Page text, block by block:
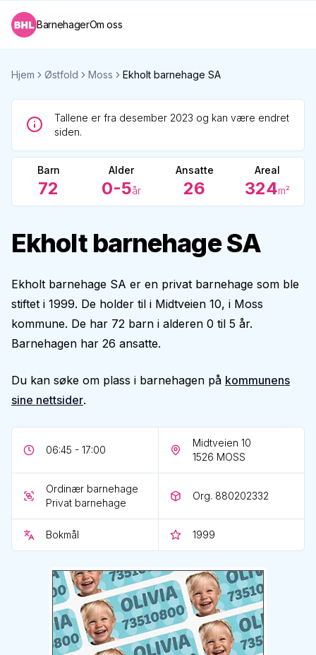
BarnehagerOm oss
Hjem Østfold Moss Ekholt barnehage SA
Tallene er fra desember 2023 og kan være endret
siden.
Barn
72
Alder
0-5år
Ansatte
26
Areal
324m²
Ekholt barnehage SA
Ekholt barnehage SA er en privat barnehage som ble
stiftet i 1999. De holder til i Midtveien 10, i Moss
kommune. De har 72 barn i alderen 0 til 5 år.
Barnehagen har 26 ansatte.
Du kan søke om plass i barnehagen på kommunens
sine nettsider.
06:45 - 17:00
Midtveien 10
1526 MOSS
Ordinær barnehage
Privat barnehage
Org. 880202332
Bokmål 1999